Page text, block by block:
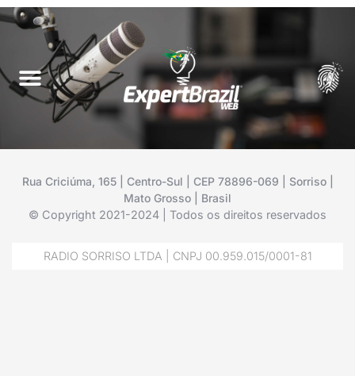
Rua Criciúma, 165 | Centro-Sul | CEP 78896-069 | Sorriso |
Mato Grosso | Brasil
© Copyright 2021-2024 | Todos os direitos reservados
RADIO SORRISO LTDA | CNPJ 00.959.015/0001-81